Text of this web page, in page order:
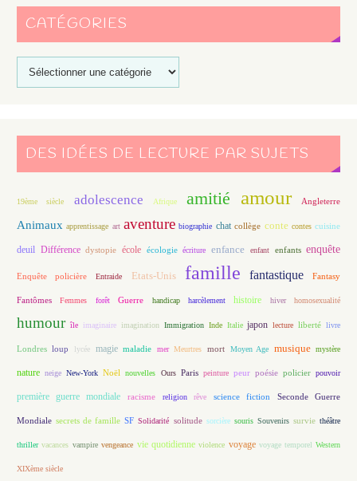
CATÉGORIES
DES IDÉES DE LECTURE PAR SUJETS
19ème siècle adolescence Afrique amitié amour Angleterre
Animaux apprentissage art aventure biographie chat collège conte contes cuisine
deuil Différence dystopie école écologie écriture enfance enfant enfants enquête
Enquête policière Entraide Etats-Unis famille fantastique Fantasy
Fantômes Femmes forêt Guerre handicap harcèlement histoire hiver homosexualité
humour île imaginaire imagination Immigration Inde Italie japon lecture liberté livre
Londres loup lycée magie maladie mer Meurtres mort Moyen Age musique mystère
nature neige New-York Noël nouvelles Ours Paris peinture peur poésie policier pouvoir
première guerre mondiale racisme religion rêve science fiction Seconde Guerre
Mondiale secrets de famille SF Solidarité solitude sorcière souris Souvenirs survie théâtre
thriller vacances vampire vengeance vie quotidienne violence voyage voyage temporel Western
XIXème siècle